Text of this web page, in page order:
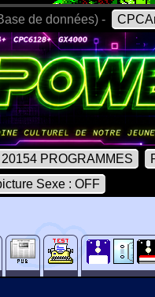
de données) -
20154 PROGRAMMES
Sexe : OFF